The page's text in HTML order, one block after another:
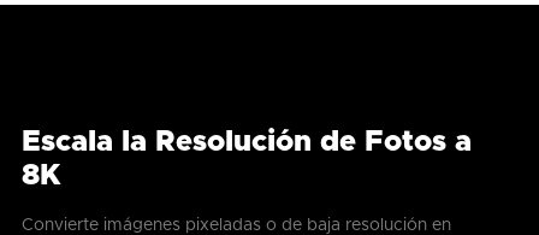
Escala la Resolución de Fotos a
8K
Convierte imágenes pixeladas o de baja resolución en